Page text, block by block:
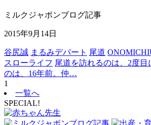
ミルクジャポンブログ記事
2015年9月14日
谷尻誠 まるみデパート 尾道
スローライフ 尾道を訪れるのは、2度
のは、16年前。仲…
1
一覧へ
SPECIAL!